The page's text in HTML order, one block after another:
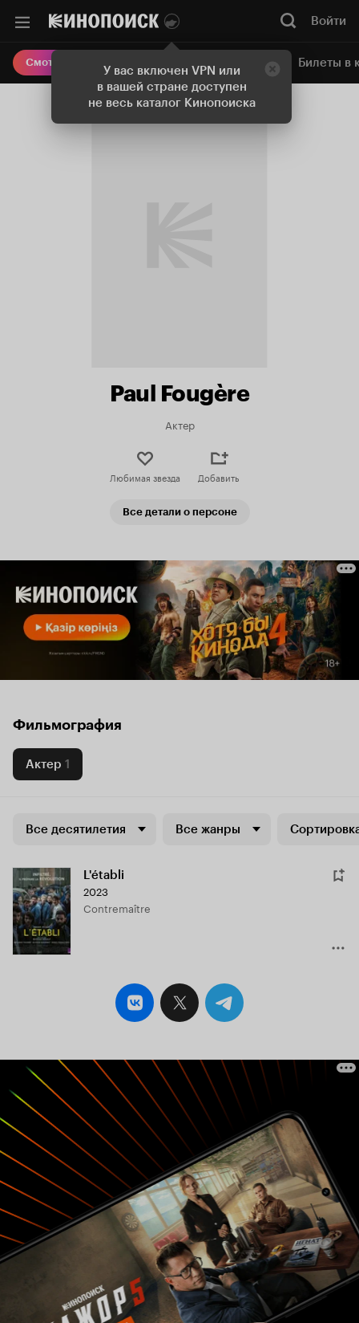
У вас включен VPN или
в вашей стране доступен
не весь каталог Кинопоиска
Войти
Смотреть кино Онлайн-кинотеатр Билеты в
Paul Fougère
Актер
Любимая звезда Добавить
Все детали о персоне
Фильмография
Актер 1
Все десятилетия Все жанры
L'établi
2023
Contremaître